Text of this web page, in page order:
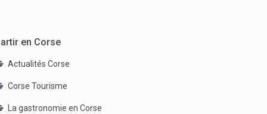
en Corse
Actualités Corse
Corse Tourisme
La gastronomie en Corse